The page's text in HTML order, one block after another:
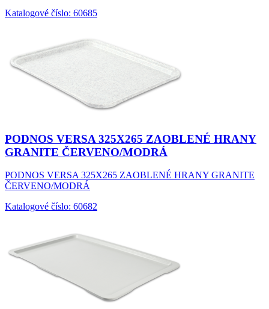
Katalogové číslo: 60685
PODNOS VERSA 325X265 ZAOBLENÉ HRANY
GRANITE ČERVENO/MODRÁ
PODNOS VERSA 325X265 ZAOBLENÉ HRANY GRANITE
ČERVENO/MODRÁ
Katalogové číslo: 60682